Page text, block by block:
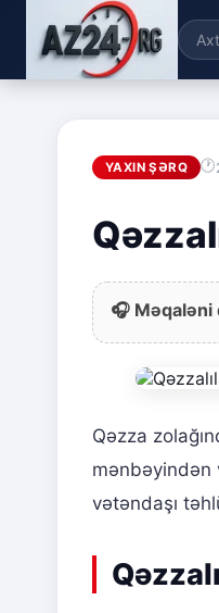
YAXIN ŞƏRQ
🎧 Məqaləni
Qəzza
mənbəyindən
vətəndaşı